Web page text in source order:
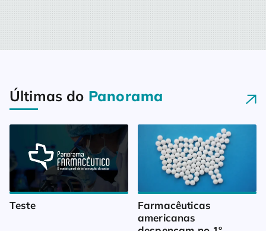
Últimas do Panorama
Teste
Farmacêuticas
americanas